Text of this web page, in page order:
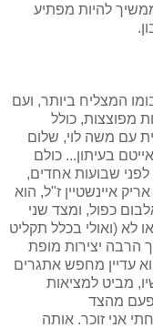
50 שנה!!!) הוא ממשיך להיות מפתיע
המצליח ביותר, ועם
מפוצצות, כולל
עם משה לוי, שלום
אייטם בעיתון... כולם
שבועות אחדים,
איינשטיין ז"ל, הוא
כפול, ומצד שני
לא (ואולי בכלל תקליט
בגיל 68 עם כל כך הרבה יצירות מופת
עדיין מחפש אתגרים
מביט למציאות
מהצד
אני זוכר. אותה